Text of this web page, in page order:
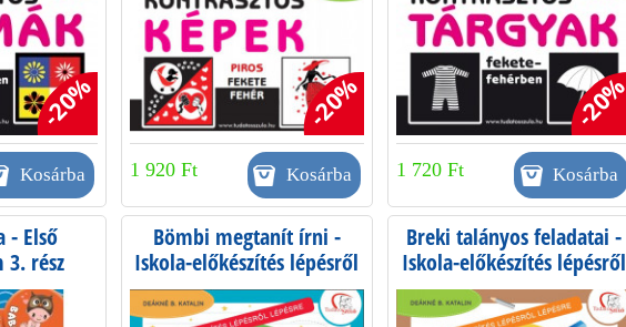
-20% -20%
1 920 Ft
-20%
1 720 Ft
- Első
rész
Bömbi megtanít írni -
Iskola-előkészítés lépésről
lépésre
Breki talányos feladatai -
Iskola-előkészítés lépésről
lépésre